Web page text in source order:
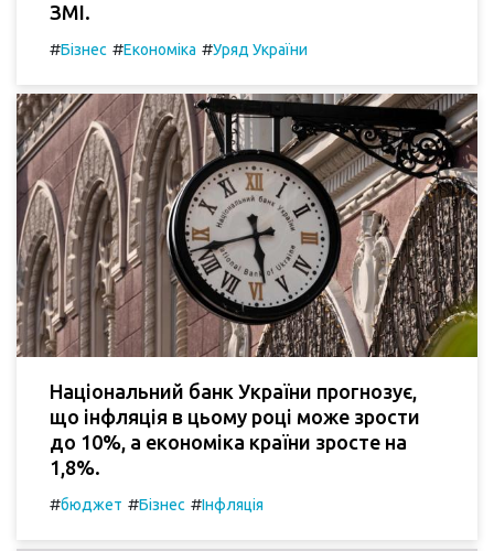
ЗМІ.
#Бізнес #Економіка #Уряд України
Національний банк України прогнозує,
що інфляція в цьому році може зрости
до 10%, а економіка країни зросте на
1,8%.
#бюджет #Бізнес #Інфляція